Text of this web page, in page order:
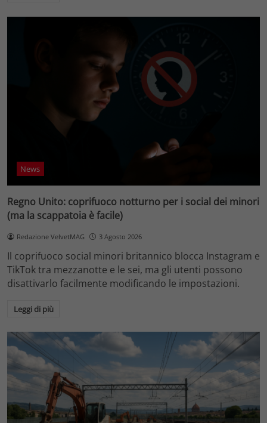
News
Regno Unito: coprifuoco notturno per i social dei minori
(ma la scappatoia è facile)
Redazione VelvetMAG 3 Agosto 2026
Il coprifuoco social minori britannico blocca Instagram e
TikTok tra mezzanotte e le sei, ma gli utenti possono
disattivarlo facilmente modificando le impostazioni.
Leggi di più